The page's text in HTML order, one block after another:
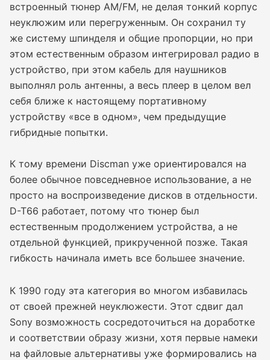
встроенный тюнер AM/FM, не делая тонкий корпус
неуклюжим или перегруженным. Он сохранил ту
же систему шпинделя и общие пропорции, но при
этом естественным образом интегрировал радио в
устройство, при этом кабель для наушников
выполнял роль антенны, а весь плеер в целом вел
себя ближе к настоящему портативному
устройству «все в одном», чем предыдущие
гибридные попытки.
К тому времени Discman уже ориентировался на
более обычное повседневное использование, а не
просто на воспроизведение дисков в отдельности.
D-T66 работает, потому что тюнер был
естественным продолжением устройства, а не
отдельной функцией, прикрученной позже. Такая
гибкость начинала иметь все большее значение.
К 1990 году эта категория во многом избавилась
от своей прежней неуклюжести. Этот сдвиг дал
Sony возможность сосредоточиться на доработке
и соответствии образу жизни, хотя первые намеки
на файловые альтернативы уже формировались на